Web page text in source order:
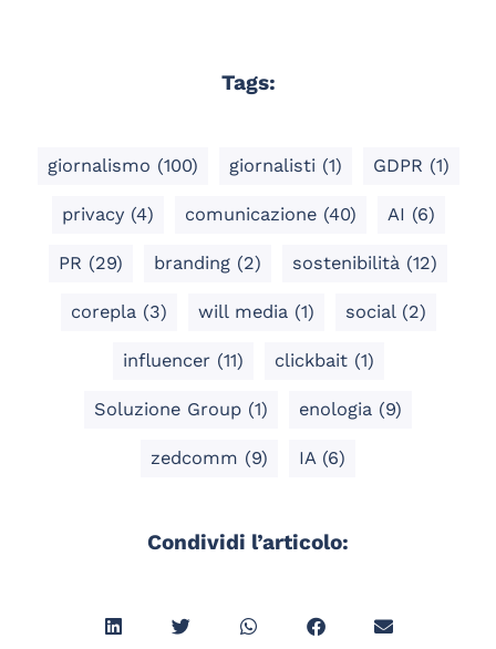
Tags:
giornalismo (100) giornalisti (1) GDPR (1)
privacy (4) comunicazione (40) AI (6)
PR (29) branding (2) sostenibilità (12)
corepla (3) will media (1) social (2)
influencer (11) clickbait (1)
Soluzione Group (1) enologia (9)
zedcomm (9) IA (6)
Condividi l’articolo: